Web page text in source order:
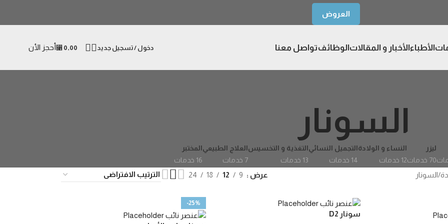
العروض
الأطباءالأخبار و المقالاتالوظائفتواصل معنا دخول / تسجيل جديد ⃁ 0,00 أحجز الأن
السونار
ليزر
70 خدمات
النساء و الولادة
12 خدمات
التجميل النسائي
14 خدمات
التغذية و التخسيس
13 خدمات
العلاج الطبيعي
7 خدمات
المختبر
16 خدمات
السونار عرض 9
12
18
24
سونار D2
-25%